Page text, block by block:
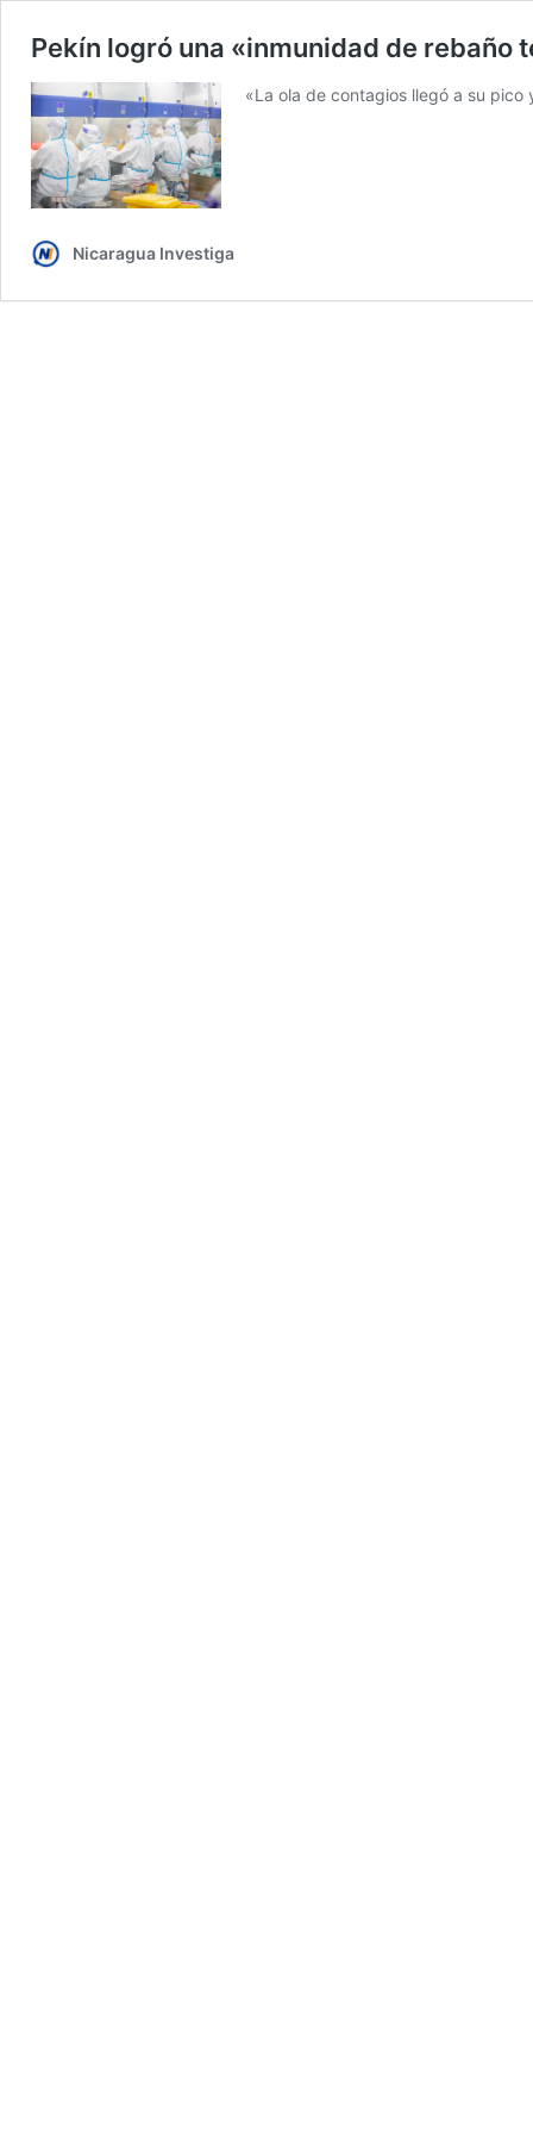
Pekín logró una «inmunidad de rebaño
«La ola de contagios llegó a su
Nicaragua Investiga